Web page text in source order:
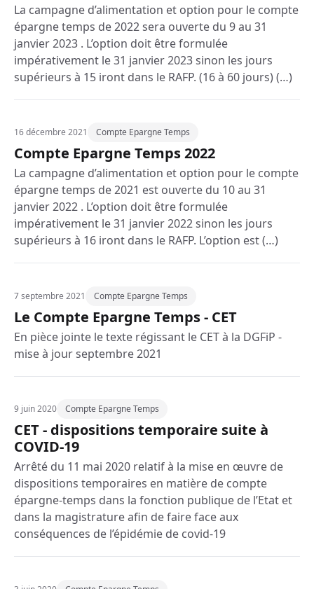
La campagne d’alimentation et option pour le compte
épargne temps de 2022 sera ouverte du 9 au 31
janvier 2023 . L’option doit être formulée
impérativement le 31 janvier 2023 sinon les jours
supérieurs à 15 iront dans le RAFP. (16 à 60 jours) (…)
16 décembre 2021 Compte Epargne Temps
Compte Epargne Temps 2022
La campagne d’alimentation et option pour le compte
épargne temps de 2021 est ouverte du 10 au 31
janvier 2022 . L’option doit être formulée
impérativement le 31 janvier 2022 sinon les jours
supérieurs à 16 iront dans le RAFP. L’option est (…)
7 septembre 2021 Compte Epargne Temps
Le Compte Epargne Temps - CET
En pièce jointe le texte régissant le CET à la DGFiP -
mise à jour septembre 2021
9 juin 2020 Compte Epargne Temps
CET - dispositions temporaire suite à
COVID-19
Arrêté du 11 mai 2020 relatif à la mise en œuvre de
dispositions temporaires en matière de compte
épargne-temps dans la fonction publique de l’Etat et
dans la magistrature afin de faire face aux
conséquences de l’épidémie de covid-19